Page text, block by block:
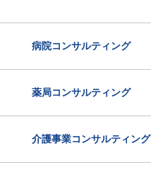
病院コンサルティング
薬局コンサルティング
介護事業コンサルティング